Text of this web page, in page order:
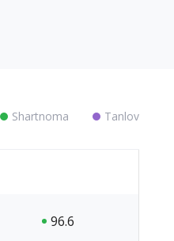
Shartnoma Tanlov
96.6